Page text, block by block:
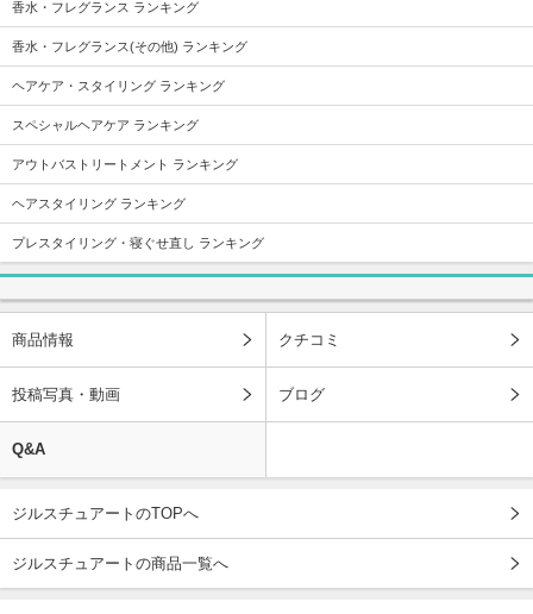
香水・フレグランス ランキング
香水・フレグランス(その他) ランキング
ヘアケア・スタイリング ランキング
スペシャルヘアケア ランキング
アウトバストリートメント ランキング
ヘアスタイリング ランキング
プレスタイリング・寝ぐせ直し ランキング
商品情報 クチコミ
投稿写真・動画 ブログ
Q&A
ジルスチュアートのTOPへ
ジルスチュアートの商品一覧へ